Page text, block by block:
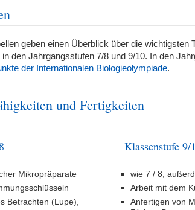
geben einen Überblick über die wichtigsten
den Jahrgangsstufen 7/8 und 9/10. In den
der Internationalen Biologieolympiade.
und Fertigkeiten
Klassenstufe 9/
Mikropräparate
Betrachten (Lupe),
wie 7 / 8,
Arbeit mit dem
Anfertigen von